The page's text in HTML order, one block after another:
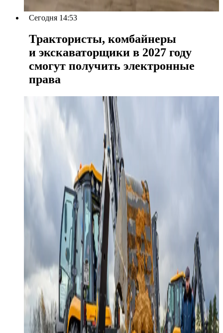
Сегодня 14:53
Трактористы, комбайнеры
и экскаваторщики в 2027 году
смогут получить электронные
права